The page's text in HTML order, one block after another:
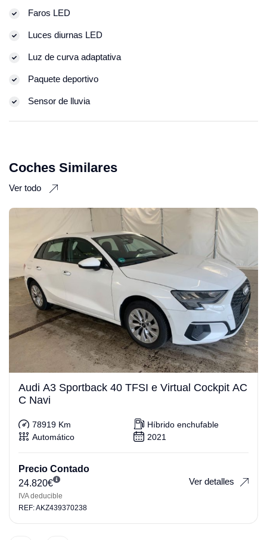
Faros LED
Luces diurnas LED
Luz de curva adaptativa
Paquete deportivo
Sensor de lluvia
Coches Similares
Ver todo
Audi A3 Sportback 40 TFSI e Virtual Cockpit AC
C Navi
78919 Km
Híbrido enchufable
Automático
2021
Precio Contado
24.820€
IVA deducible
Ver detalles
REF: AKZ439370238